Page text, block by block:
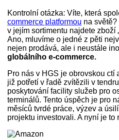
Kontrolní otázka: Víte, která
commerce platformou na
v jejím sortimentu najdete zboží
Ano, mluvíme o jedné z pěti
nejen prodává, ale i neustále
globálního e-commerce.
Pro nás v HGS je obrovskou ctí
již potřetí v řadě zvítězili v
poskytování facility služeb pro
terminálů. Tento úspěch je pro
měsíců tvrdé práce, výzev a
projektu investovali. A nyní je to